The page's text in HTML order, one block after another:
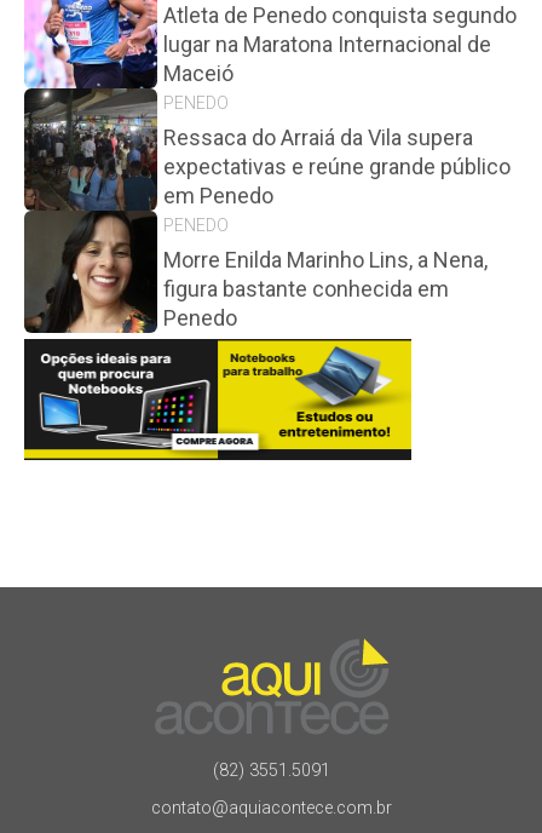
Atleta de Penedo conquista segundo
lugar na Maratona Internacional de
Maceió
PENEDO
Ressaca do Arraiá da Vila supera
expectativas e reúne grande público
em Penedo
PENEDO
Morre Enilda Marinho Lins, a Nena,
figura bastante conhecida em
Penedo
(82) 3551.5091
contato@aquiacontece.com.br